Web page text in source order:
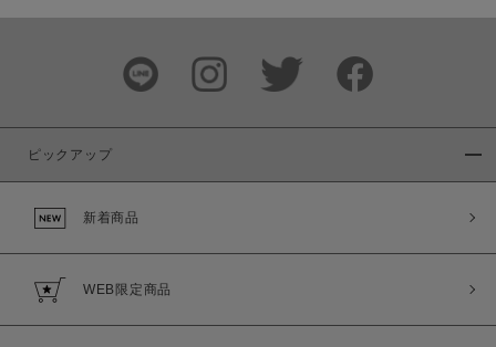
ピックアップ
新着商品
WEB限定商品